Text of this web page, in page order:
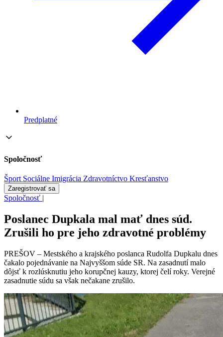
Predplatné
Spoločnosť
Šport Sociálne Imigrácia Zdravotníctvo Kresťanstvo
Zaregistrovať sa
Spoločnosť |
Poslanec Dupkala mal mať dnes súd.
Zrušili ho pre jeho zdravotné problémy
PREŠOV – Mestského a krajského poslanca Rudolfa Dupkalu dnes
čakalo pojednávanie na Najvyššom súde SR. Na zasadnutí malo
dôjsť k rozlúsknutiu jeho korupčnej kauzy, ktorej čelí roky. Verejné
zasadnutie súdu sa však nečakane zrušilo.